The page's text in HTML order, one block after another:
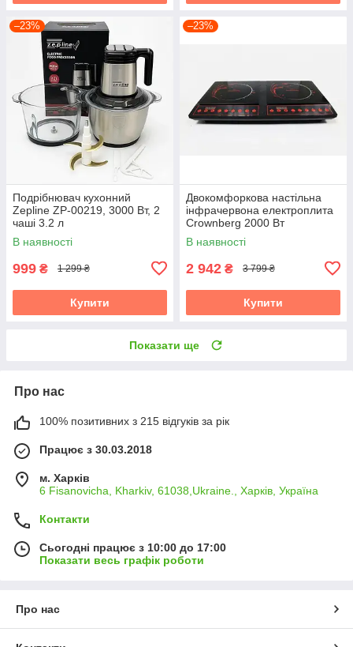
–23%
Подрібнювач кухонний
Zepline ZP-00219, 3000 Вт, 2
чаші 3.2 л
В наявності
999 ₴ 1 299 ₴
Купити
–23%
Двокомфоркова настільна
інфрачервона електроплита
Crownberg 2000 Вт
В наявності
2 942 ₴ 3 799 ₴
Купити
Показати ще
Про нас
100% позитивних з 215 відгуків за рік
Працює з 30.03.2018
м. Харків
6 Fisanovicha, Kharkiv, 61038,Ukraine., Харків, Україна
Контакти
Сьогодні працює з 10:00 до 17:00
Показати весь графік роботи
Про нас